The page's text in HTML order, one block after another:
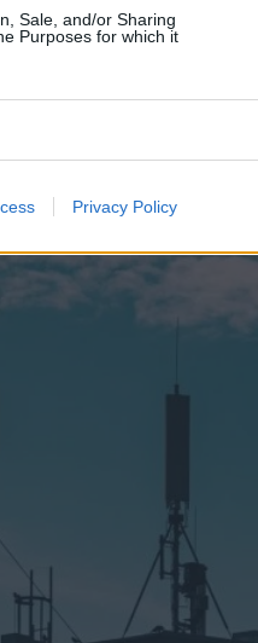
Sale, and/or Sharing
Purposes for which it
Privacy Policy
τα δωρεάν μεταφορικά